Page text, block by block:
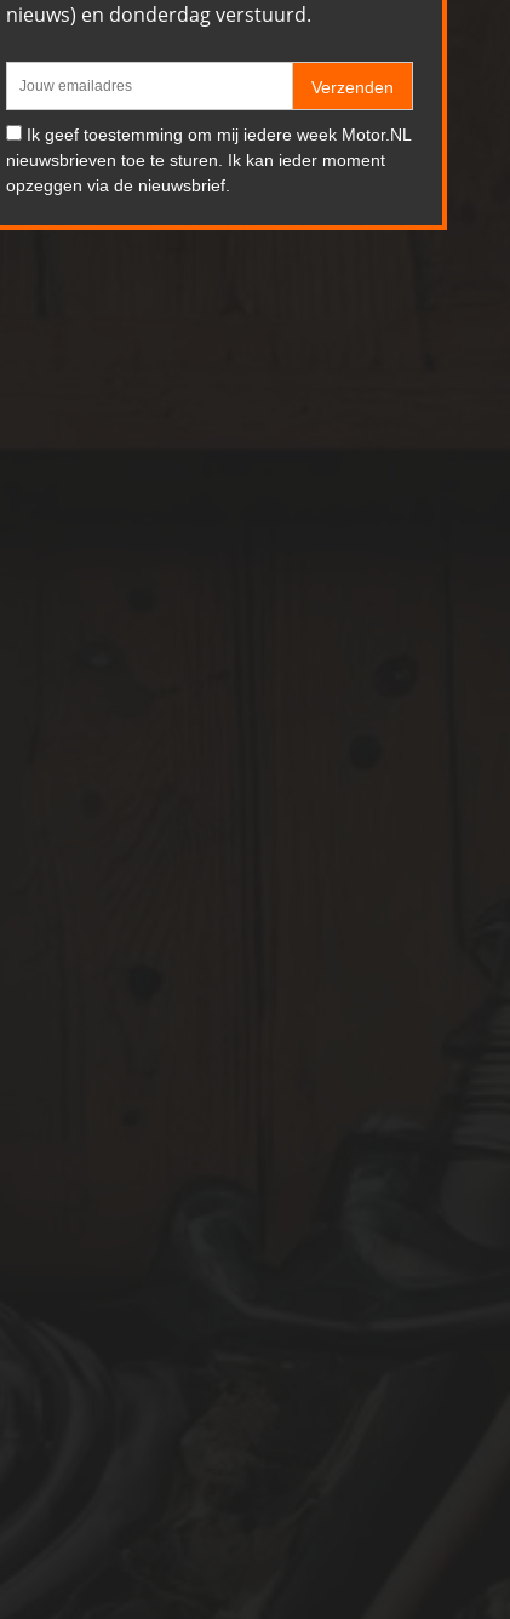
nieuws) en donderdag verstuurd.
Verzenden
Ik geef toestemming om mij iedere week Motor.NL
nieuwsbrieven toe te sturen. Ik kan ieder moment
opzeggen via de nieuwsbrief.